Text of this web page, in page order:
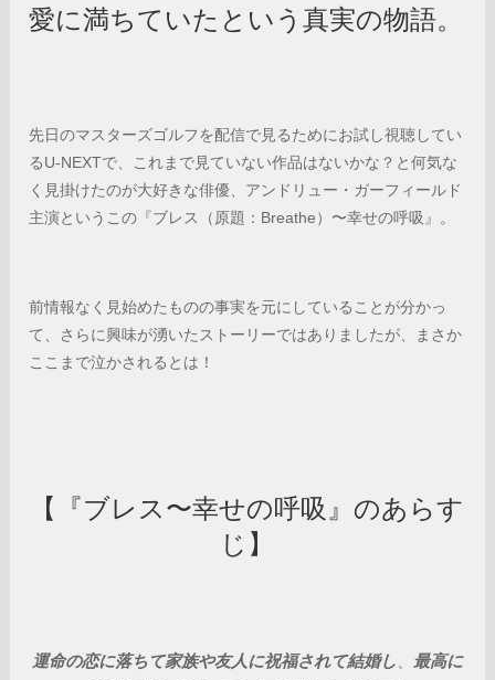
愛に満ちていたという真実の物語。
先日のマスターズゴルフを配信で見るためにお試し視聴してい
るU-NEXTで、これまで見ていない作品はないかな？と何気な
く見掛けたのが大好きな俳優、アンドリュー・ガーフィールド
主演というこの『ブレス（原題：Breathe）〜幸せの呼吸』。
前情報なく見始めたものの事実を元にしていることが分かっ
て、さらに興味が湧いたストーリーではありましたが、まさか
ここまで泣かされるとは！
【『ブレス〜幸せの呼吸』のあらす
じ】
運命の恋に落ちて家族や友人に祝福されて結婚し
最高に